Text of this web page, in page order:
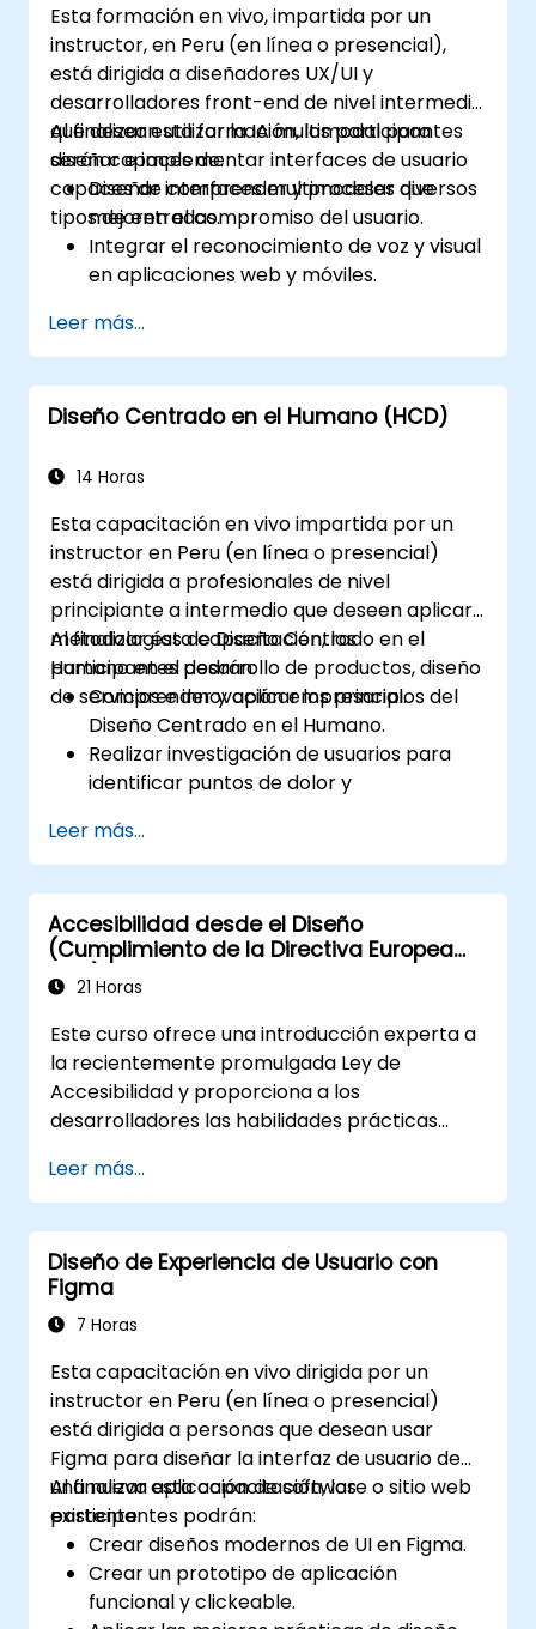
personalización de LangChain.
Analizar datos de comportamiento del
usuario para ajustar el rendimiento y la
experiencia de la aplicación web.
Esta formación en vivo, impartida por un
instructor, en Peru (en línea o presencial),
está dirigida a diseñadores UX/UI y
desarrolladores front-end de nivel intermedio
que desean utilizar la IA multimodal para
diseñar e implementar interfaces de usuario
capaces de comprender y procesar diversos
tipos de entradas.
Al finalizar esta formación, los participantes
serán capaces de:
Diseñar interfaces multimodales que
mejoren el compromiso del usuario.
Integrar el reconocimiento de voz y visual
en aplicaciones web y móviles.
interfaces de usuario (UI) adaptables y
responsivas.
Comprender las consideraciones éticas
sobre la recopilación y el procesamiento
Leer más...
Diseño Centrado en el Humano (HCD)
14 Horas
Esta capacitación en vivo impartida por un
instructor en Peru (en línea o presencial)
está dirigida a profesionales de nivel
principiante a intermedio que deseen aplicar
metodologías de Diseño Centrado en el
Humano en el desarrollo de productos, diseño
de servicios e innovación empresarial.
Al finalizar esta capacitación, los
participantes podrán:
Comprender y aplicar los principios del
Diseño Centrado en el Humano.
Realizar investigación de usuarios para
identificar puntos de dolor y
Desarrollar perfiles de usuario (personas)
y mapas de recorrido del cliente.
Idear, prototipar y probar soluciones de
forma iterativa.
Aplicar marcos de pensamiento de
diseño en proyectos reales.
Leer más...
Accesibilidad desde el Diseño
(Cumplimiento de la Directiva Europea
ACT)21 Horas
Este curso ofrece una introducción experta a
la recientemente promulgada Ley de
Accesibilidad y proporciona a los
desarrolladores las habilidades prácticas
mantener aplicaciones completamente
accesibles. Comenzando con un análisis
contextual sobre la importancia e
implicaciones de esta ley, el curso se centra
rápidamente en la programación práctica,
las herramientas y las técnicas de pruebas
la inclusividad para usuarios con
discapacidades.
Leer más...
Diseño de Experiencia de Usuario con
Figma
7 Horas
Esta capacitación en vivo dirigida por un
instructor en Peru (en línea o presencial)
está dirigida a personas que desean usar
Figma para diseñar la interfaz de usuario de
una nueva aplicación de software o sitio web
existente.
Al finalizar esta capacitación, los
participantes podrán:
Crear diseños modernos de UI en Figma.
Crear un prototipo de aplicación
funcional y clickeable.